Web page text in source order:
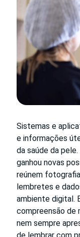
Sistemas e
e informações
da saúde da
ganhou novas
reúnem
lembretes e
ambiente digital.
compreensão de
nem sempre